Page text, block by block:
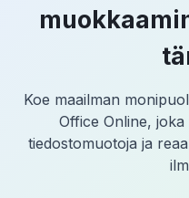
Koe maailman
Office Online,
tiedostomuotoja ja